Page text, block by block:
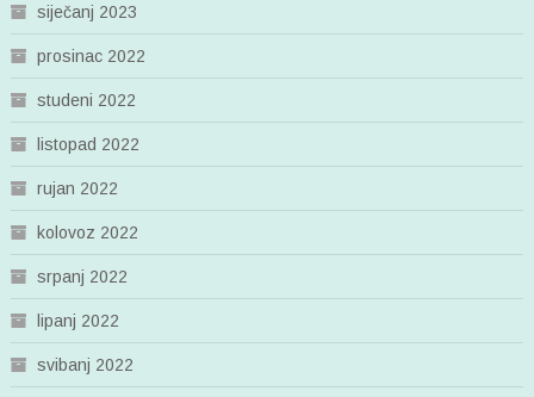
siječanj 2023
prosinac 2022
studeni 2022
listopad 2022
rujan 2022
kolovoz 2022
srpanj 2022
lipanj 2022
svibanj 2022